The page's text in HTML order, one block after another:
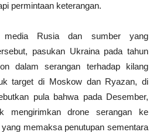
permintaan keterangan.
media Rusia dan sumber yang
pasukan Ukraina pada tahun
dalam serangan terhadap kilang
target di Moskow dan Ryazan, di
pula bahwa pada Desember,
mengirimkan drone serangan ke
memaksa penutupan sementara